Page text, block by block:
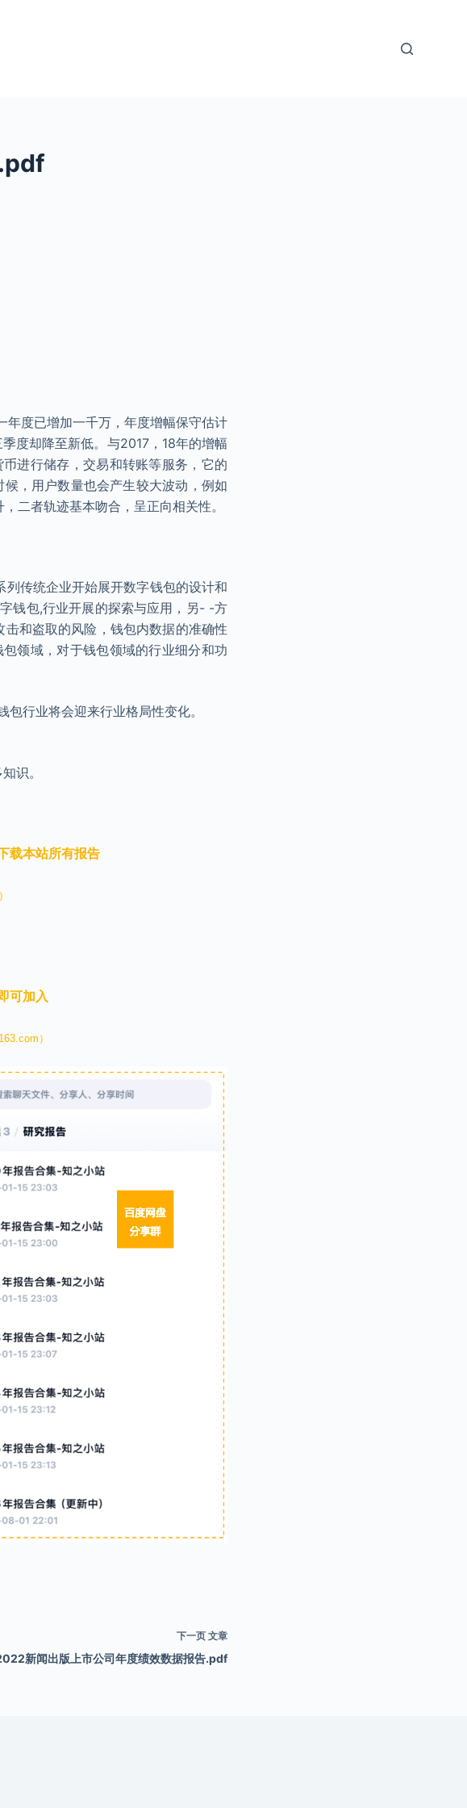
度已增加一千万，年度增幅保守估计
度却降至新低。与2017，18年的增幅
进行储存，交易和转账等服务，它的
，用户数量也会产生较大波动，例如
二者轨迹基本吻合，呈正向相关性。
传统企业开始展开数字钱包的设计和
钱包,行业开展的探索与应用，另- -方
和盗取的风险，钱包内数据的准确性
领域，对于钱包领域的行业细分和功
行业将会迎来行业格局性变化。
识。
载本站所有报告
可加入
）
下一页 文章
新闻出版上市公司年度绩效数据报告.pdf